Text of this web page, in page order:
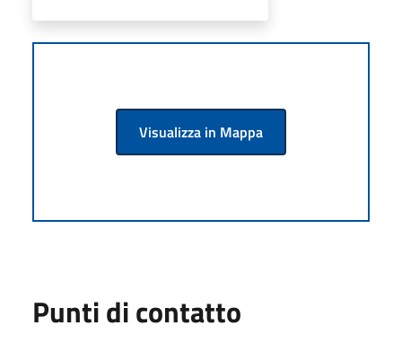
Visualizza in Mappa
Punti di contatto